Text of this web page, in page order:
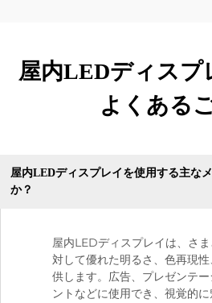
屋内LEDディスプ
よくある
屋内LEDディスプレイを使用する主な
か？
屋内LEDディスプレイは、さ
対して優れた明るさ、色再現
供します。広告、プレゼンテ
ントなどに使用でき、視覚的